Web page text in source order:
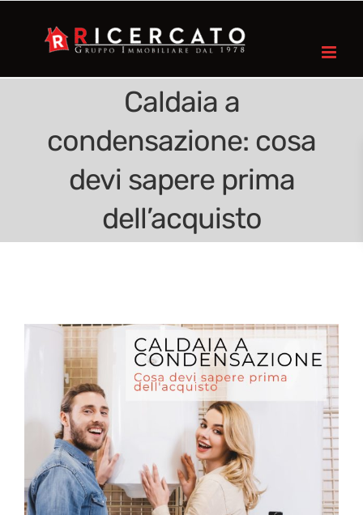
Caldaia a
condensazione: cosa
devi sapere prima
dell’acquisto